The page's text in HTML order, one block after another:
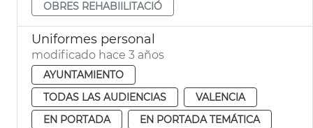
OBRES REHABIILITACIÓ
Uniformes personal
modificado hace 3 años
AYUNTAMIENTO
TODAS LAS AUDIENCIAS
VALENCIA
EN PORTADA
EN PORTADA TEMÁTICA